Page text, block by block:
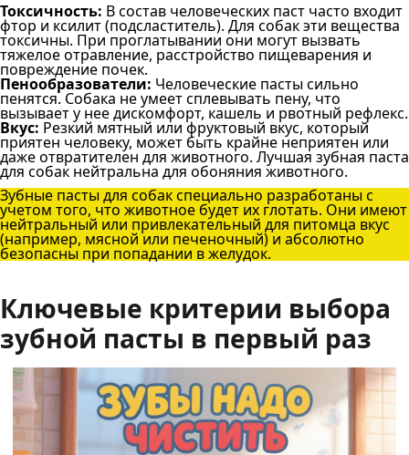
Токсичность: В состав человеческих паст часто входит
фтор и ксилит (подсластитель). Для собак эти вещества
токсичны. При проглатывании они могут вызвать
тяжелое отравление, расстройство пищеварения и
повреждение почек.
Пенообразователи: Человеческие пасты сильно
пенятся. Собака не умеет сплевывать пену, что
вызывает у нее дискомфорт, кашель и рвотный рефлекс.
Вкус: Резкий мятный или фруктовый вкус, который
приятен человеку, может быть крайне неприятен или
даже отвратителен для животного. Лучшая зубная паста
для собак нейтральна для обоняния животного.
Зубные пасты для собак специально разработаны с
учетом того, что животное будет их глотать. Они имеют
нейтральный или привлекательный для питомца вкус
(например, мясной или печеночный) и абсолютно
безопасны при попадании в желудок.
Ключевые критерии выбора
зубной пасты в первый раз